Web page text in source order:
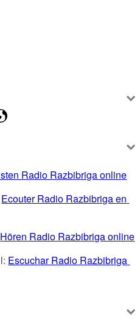
Radio Razbibriga online
Ecouter Radio Razbibriga en
Hören Radio Razbibriga online
Escuchar Radio Razbibriga